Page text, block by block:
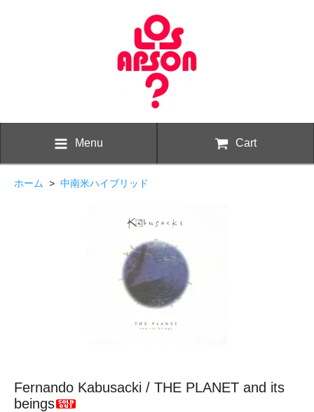
Menu Cart
ホーム > 中南米ハイブリッド
Fernando Kabusacki / THE PLANET and its
beings